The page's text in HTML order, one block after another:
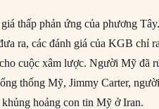
thấp phản ứng của phương Tây.
ra, các đánh giá của KGB chỉ ra
cuộc xâm lược. Người Mỹ đã
thống Mỹ, Jimmy Carter, người
hoảng con tin Mỹ ở Iran.